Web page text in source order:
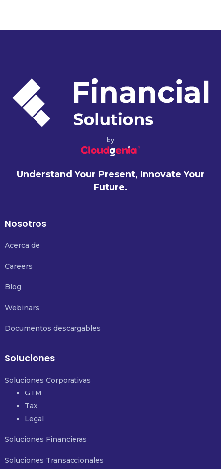
by
Understand Your Present, Innovate Your
Future.
Nosotros
Acerca de
Careers
Blog
Webinars
Documentos descargables
Soluciones
Soluciones Corporativas
GTM
Tax
Legal
Soluciones Financieras
Soluciones Transaccionales